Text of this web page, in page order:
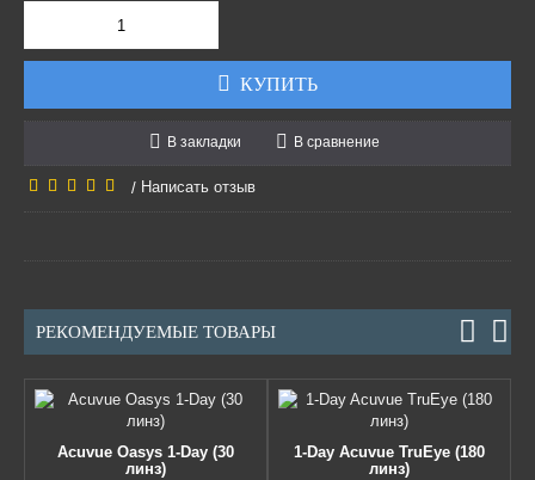
КУПИТЬ
В закладки В сравнение
/ Написать отзыв
РЕКОМЕНДУЕМЫЕ ТОВАРЫ
Acuvue Oasys 1-Day (30
линз)
1-Day Acuvue TruEye (180
линз)